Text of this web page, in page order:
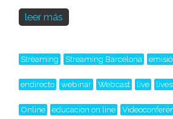
leer más
Streaming Streaming Barcelona
endirecto webinar Webcast live
Online educacion on line